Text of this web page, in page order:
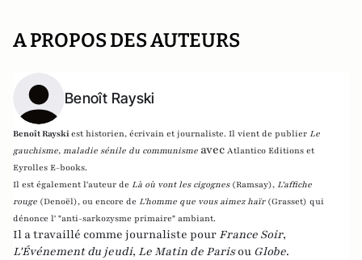
A PROPOS DES AUTEURS
Benoît Rayski
Benoît Rayskiest historien, écrivain et journaliste. Il vient de publier Le
gauchisme, maladie sénile du communisme avec Atlantico Editions et
Eyrolles E-books.
Il est également l'auteur de Là où vont les cigognes (Ramsay), L'affiche
rouge (Denoël), ou encore de L'homme que vous aimez haïr (Grasset) qui
dénonce l' "anti-sarkozysme primaire" ambiant.
Il a travaillé comme journaliste pour France Soir,
L'Événement du jeudi, Le Matin de Parisou Globe.